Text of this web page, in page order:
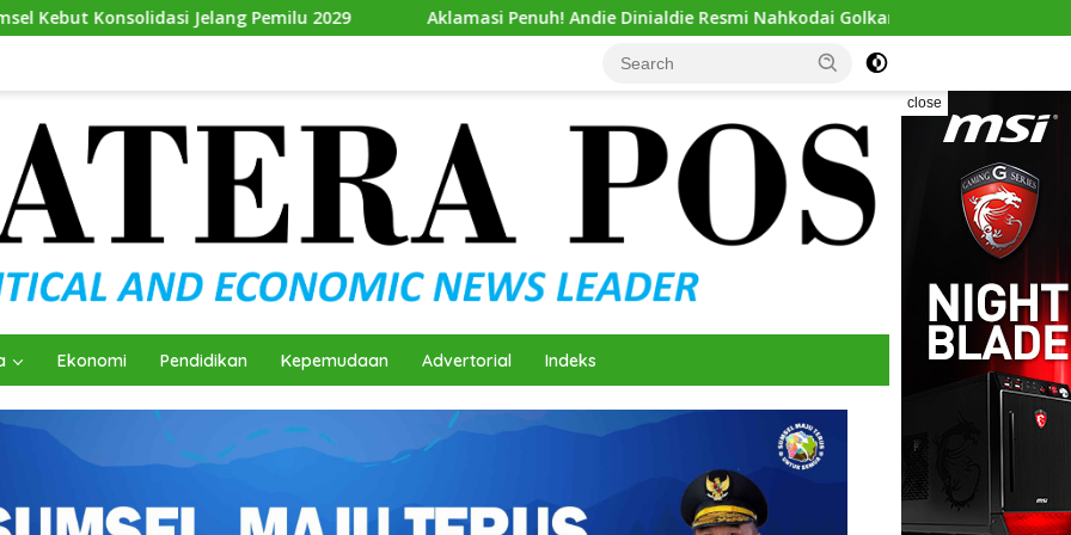
Jelang Pemilu 2029 Aklamasi Penuh! Andie Dinialdie Resmi Nahkodai Golkar Sumsel, Siap Gas Tambah Kursi
close
Ekonomi Pendidikan Kepemudaan Advertorial Indeks